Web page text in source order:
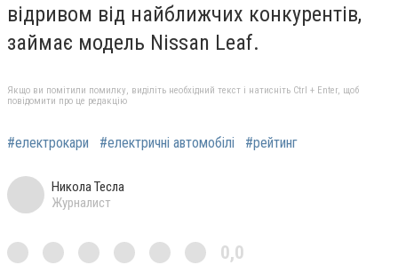
відривом від найближчих конкурентів,
займає модель Nissan Leaf.
Якщо ви помітили помилку, виділіть необхідний текст і натисніть Ctrl + Enter, щоб
повідомити про це редакцію
#електрокари #електричні автомобілі #рейтинг
Никола Тесла
Журналист
0,0